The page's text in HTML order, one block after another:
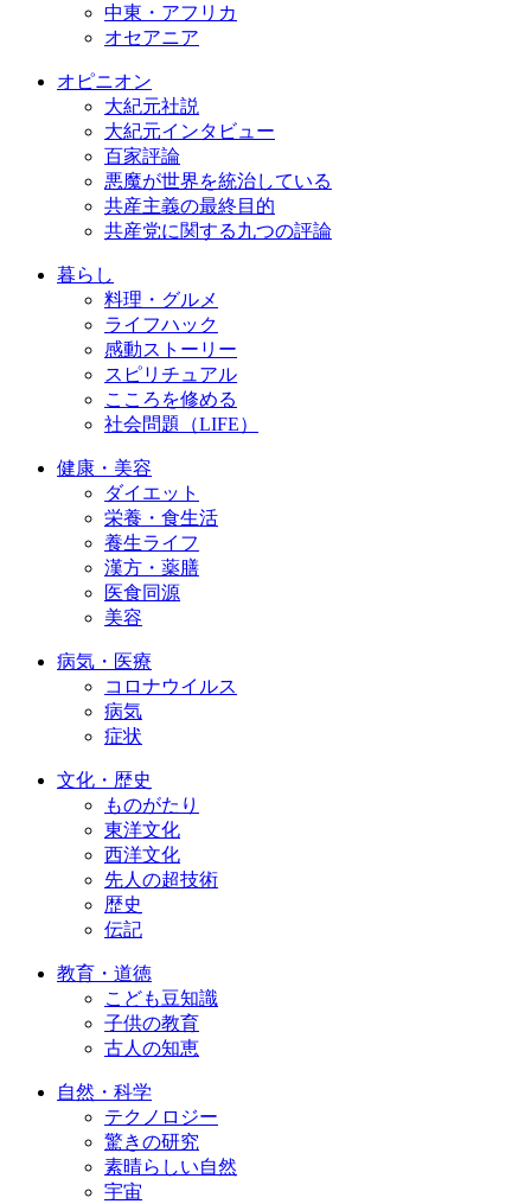
中東・アフリカ
オセアニア
オピニオン
大紀元社説
大紀元インタビュー
百家評論
悪魔が世界を統治している
共産主義の最終目的
共産党に関する九つの評論
暮らし
料理・グルメ
ライフハック
感動ストーリー
スピリチュアル
こころを修める
社会問題（LIFE）
健康・美容
ダイエット
栄養・食生活
養生ライフ
漢方・薬膳
医食同源
美容
病気・医療
コロナウイルス
病気
症状
文化・歴史
ものがたり
東洋文化
西洋文化
先人の超技術
歴史
伝記
教育・道徳
こども豆知識
子供の教育
古人の知恵
自然・科学
テクノロジー
驚きの研究
素晴らしい自然
宇宙